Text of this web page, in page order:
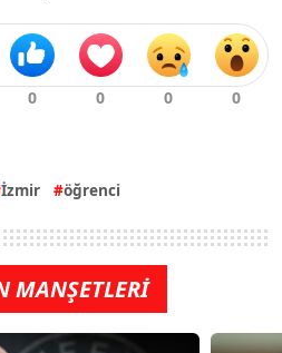
İzmir öğrenci
MANŞETLERİ